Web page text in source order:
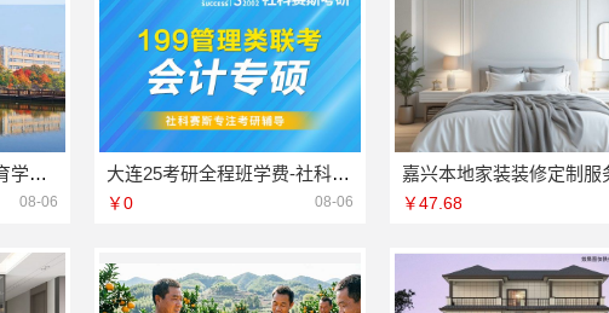
大连外国语大学继续教育学院专业推荐资讯推荐
08-06
大连25考研全程班学费-社科赛斯考研
￥0 08-06 ￥47.68